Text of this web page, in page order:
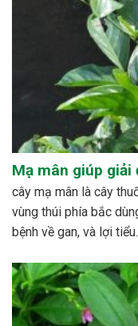
Mạ mân giúp giải
cây mạ mân là cây
vùng thúi phía bắc
bệnh về gan, và lợi